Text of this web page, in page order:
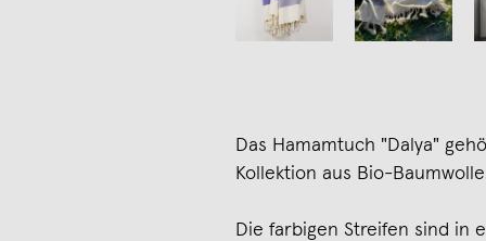
Das Hamamtuch "Dalya"
Kollektion aus Bio-
Die farbigen Streifen sind in